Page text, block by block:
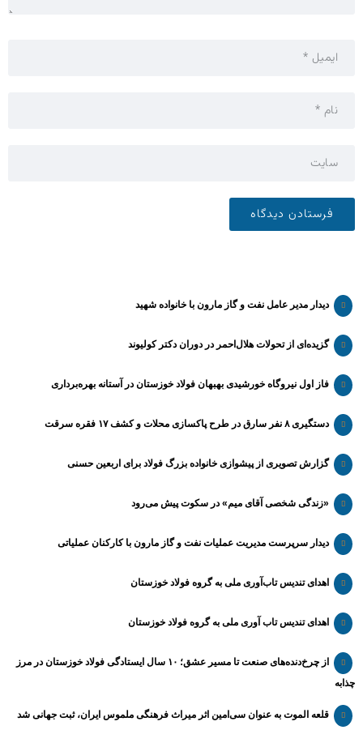
دیدار مدیر عامل نفت و گاز مارون با خانواده شهید
گزیده‌ای از تحولات هلال‌احمر در دوران دکتر کولیوند
فاز اول نیروگاه خورشیدی بهبهان فولاد خوزستان در آستانه بهره‌برداری
دستگیری ۸ نفر سارق در طرح پاکسازی محلات و کشف ۱۷ فقره سرقت
گزارش تصویری از پیشوازی خانواده بزرگ فولاد برای اربعین حسنی
«زندگی شخصی آقای میم» در سکوت پیش می‌رود
دیدار سرپرست مدیریت عملیات نفت و گاز مارون با کارکنان عملیاتی
اهدای تندیس تاب‌آوری ملی به گروه فولاد خوزستان
اهدای تندیس تاب آوری ملی به گروه فولاد خوزستان
از چرخ‌دنده‌های صنعت تا مسیر عشق؛ ۱۰ سال ایستادگی فولاد خوزستان در مرز
چذابه
قلعه الموت به عنوان سی‌امین اثر میراث‌ فرهنگی ملموس ایران، ثبت جهانی شد